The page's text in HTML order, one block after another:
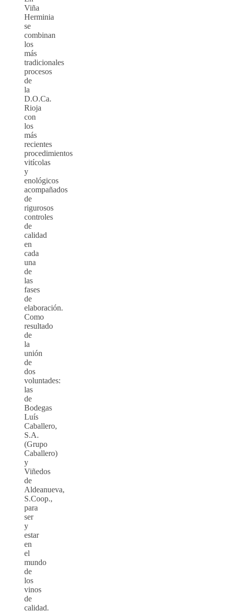
Viña
Herminia
se
combinan
los
más
tradicionales
procesos
de
la
D.O.Ca.
Rioja
con
los
más
recientes
procedimientos
vitícolas
y
enológicos
acompañados
de
rigurosos
controles
de
calidad
en
cada
una
de
las
fases
de
elaboración.
Como
resultado
de
la
unión
de
dos
voluntades:
las
de
Bodegas
Luís
Caballero,
S.A.
(Grupo
Caballero)
y
Viñedos
de
Aldeanueva,
S.Coop.,
para
ser
y
estar
en
el
mundo
de
los
vinos
de
calidad.